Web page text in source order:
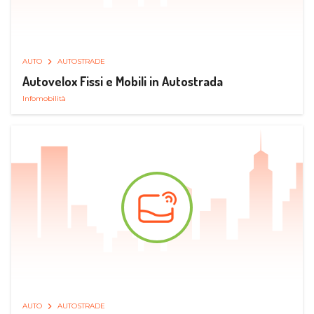
AUTO AUTOSTRADE
Autovelox Fissi e Mobili in Autostrada
Infomobilità
AUTO AUTOSTRADE